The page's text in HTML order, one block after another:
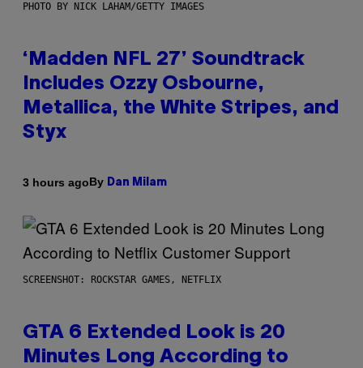
PHOTO BY NICK LAHAM/GETTY IMAGES
‘Madden NFL 27’ Soundtrack
Includes Ozzy Osbourne,
Metallica, the White Stripes, and
Styx
3 hours agoBy Dan Milam
SCREENSHOT: ROCKSTAR GAMES, NETFLIX
GTA 6 Extended Look is 20
Minutes Long According to